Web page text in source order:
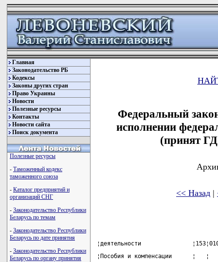
Главная
Законодательство РБ
Кодексы
Законы других стран
Право Украины
Новости
Полезные ресурсы
Контакты
Новости сайта
Поиск документа
Полезные ресурсы
- Таможенный кодекс
таможенного союза
- Каталог предприятий и
организаций СНГ
- Законодательство Республики
Беларусь по темам
- Законодательство Республики
Беларусь по дате принятия
- Законодательство Республики
Беларусь по органу принятия
Федеральный
исполнении
(принят
<< Назад |
¦деятельности
¦Пособия и компенсации